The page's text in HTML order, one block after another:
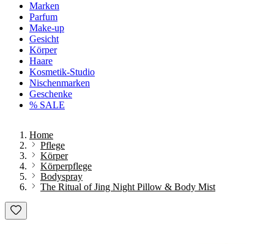
Marken
Parfum
Make-up
Gesicht
Körper
Haare
Kosmetik-Studio
Nischenmarken
Geschenke
% SALE
Home
Pflege
Körper
Körperpflege
Bodyspray
The Ritual of Jing Night Pillow & Body Mist